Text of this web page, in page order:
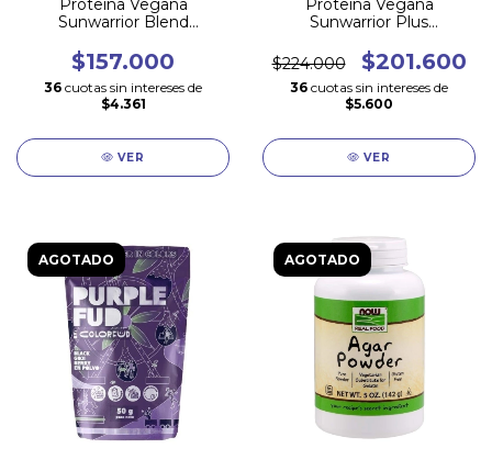
Proteina Vegana
Sunwarrior Blend
porciones-
$157.000
36 cuotas sin intereses de
$4.361
VER
Proteina Vegana
Sunwarrior Plus
porciones
$224.000 $201.600
36 cuotas sin intereses de
$5.600
VER
AGOTADO AGOTADO